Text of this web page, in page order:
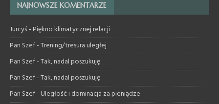
NAJNOWSZE KOMENTARZE
Jurcyś-Piękno klimatycznej relacji
Pan Szef-Trening/tresura uległej
Pan Szef-Tak, nadal poszukuję
Pan Szef-Tak, nadal poszukuję
Pan Szef-Uległość i dominacja za pieniądze